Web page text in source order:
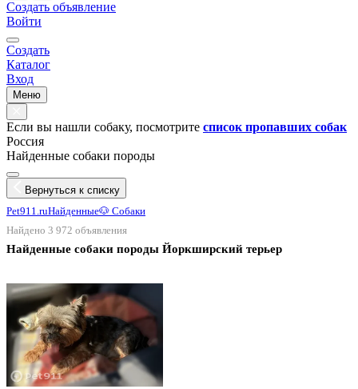
Создать объявление
Войти
Создать
Каталог
Вход
Меню
Если вы нашли собаку, посмотрите список пропавших собак
Россия
Найденные собаки породы
Вернуться к списку
Pet911.ruНайденные🐶 Собаки
Найдено 3 972 объявления
Найденные собаки породы Йоркширский терьер